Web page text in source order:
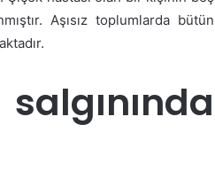
Aşısız toplumlarda bütün